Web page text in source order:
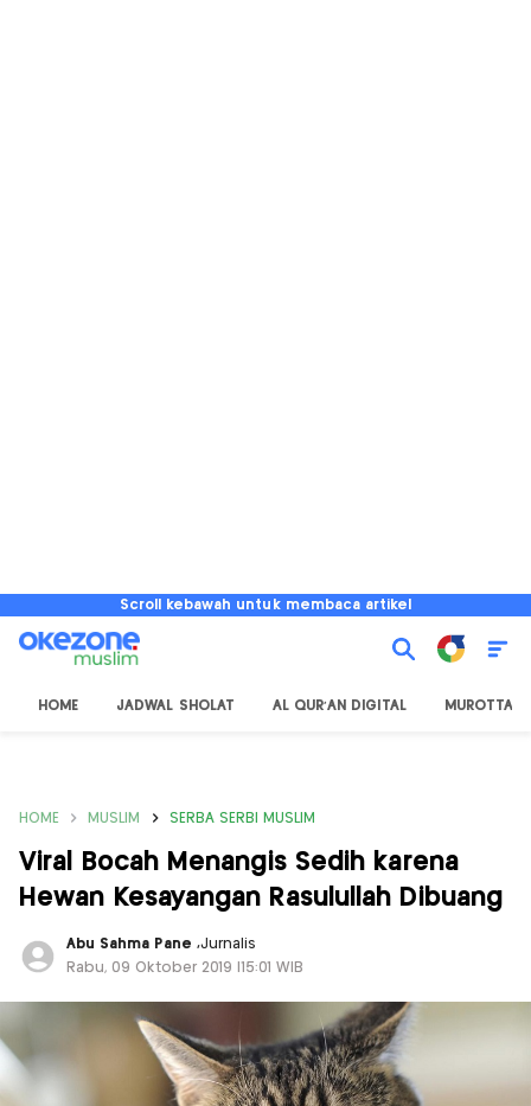
Scroll kebawah untuk membaca artikel
HOME JADWAL SHOLAT AL QUR'AN DIGITAL MUROTTAL
HOME MUSLIM SERBA SERBI MUSLIM
Viral Bocah Menangis Sedih karena
Hewan Kesayangan Rasulullah Dibuang
Abu Sahma Pane ,Jurnalis
Rabu, 09 Oktober 2019 |15:01 WIB